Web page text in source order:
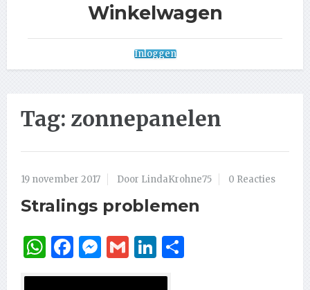
Winkelwagen
Inloggen
Tag: zonnepanelen
19 november 2017 Door LindaKrohne75 0 Reacties
Stralings problemen
WhatsApp
Facebook
Messenger
GmailLinkedIn